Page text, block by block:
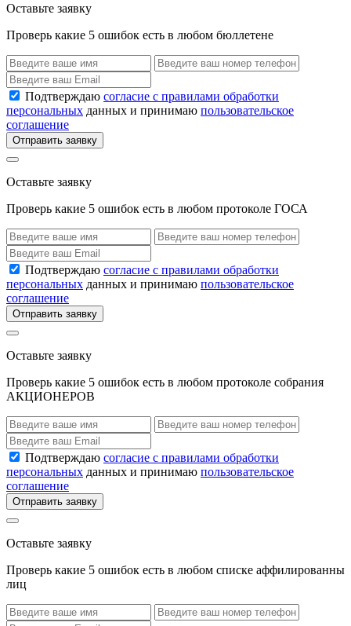
Оставьте заявку
Проверь какие 5 ошибок есть в любом бюллетене
Подтверждаю согласие с правилами обработки
персональных данных и принимаю пользовательское
соглашение
Отправить заявку
Оставьте заявку
Проверь какие 5 ошибок есть в любом протоколе ГОСА
Подтверждаю согласие с правилами обработки
персональных данных и принимаю пользовательское
соглашение
Отправить заявку
Оставьте заявку
Проверь какие 5 ошибок есть в любом протоколе собрания
АКЦИОНЕРОВ
Подтверждаю согласие с правилами обработки
персональных данных и принимаю пользовательское
соглашение
Отправить заявку
Оставьте заявку
Проверь какие 5 ошибок есть в любом списке аффилированны
лиц